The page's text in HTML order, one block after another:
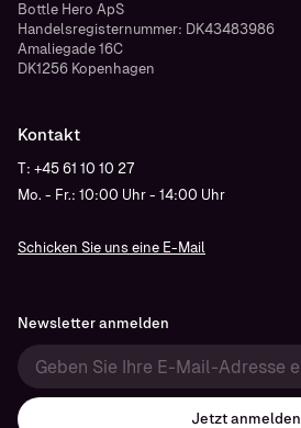
Bottle Hero ApS
Handelsregisternummer: DK43483986
Amaliegade 16C
DK1256 Kopenhagen
Kontakt
T: +45 61 10 10 27
Mo. - Fr.: 10:00 Uhr - 14:00 Uhr
Schicken Sie uns eine E-Mail
Newsletter anmelden
Jetzt anmelden